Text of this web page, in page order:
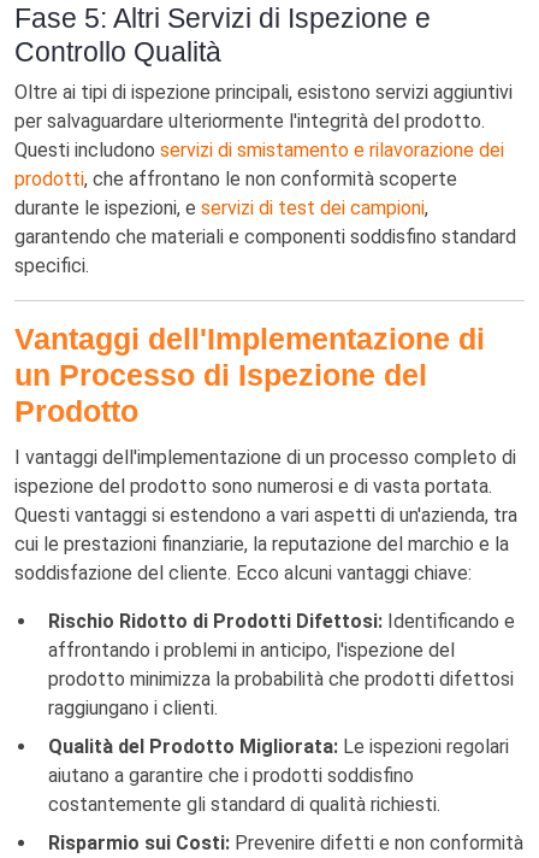
Fase 5: Altri Servizi di Ispezione e
Controllo Qualità
Oltre ai tipi di ispezione principali, esistono servizi aggiuntivi
per salvaguardare ulteriormente l'integrità del prodotto.
Questi includono servizi di smistamento e rilavorazione dei
prodotti, che affrontano le non conformità scoperte
durante le ispezioni, e servizi di test dei campioni,
garantendo che materiali e componenti soddisfino standard
specifici.
Vantaggi dell'Implementazione di
un Processo di Ispezione del
Prodotto
I vantaggi dell'implementazione di un processo completo di
ispezione del prodotto sono numerosi e di vasta portata.
Questi vantaggi si estendono a vari aspetti di un'azienda, tra
cui le prestazioni finanziarie, la reputazione del marchio e la
soddisfazione del cliente. Ecco alcuni vantaggi chiave:
Rischio Ridotto di Prodotti Difettosi: Identificando e
affrontando i problemi in anticipo, l'ispezione del
prodotto minimizza la probabilità che prodotti difettosi
raggiungano i clienti.
Qualità del Prodotto Migliorata: Le ispezioni regolari
aiutano a garantire che i prodotti soddisfino
costantemente gli standard di qualità richiesti.
Risparmio sui Costi: Prevenire difetti e non conformità